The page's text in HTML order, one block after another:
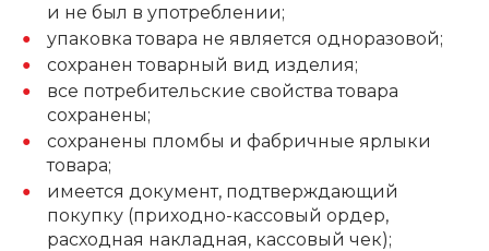
и не был в употреблении;
упаковка товара не является одноразовой;
сохранен товарный вид изделия;
все потребительские свойства товара
сохранены;
сохранены пломбы и фабричные ярлыки
товара;
имеется документ, подтверждающий
покупку (приходно-кассовый ордер,
расходная накладная, кассовый чек);